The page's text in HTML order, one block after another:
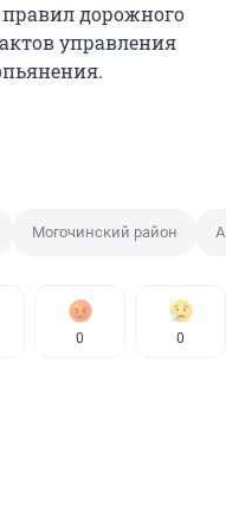
дорожного
управления
Могочинский район
0 0